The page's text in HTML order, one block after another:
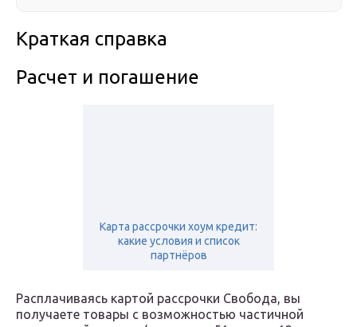
Краткая справка
Расчет и погашение
Карта рассрочки хоум кредит:
какие условия и список
партнёров
Расплачиваясь картой рассрочки Свобода, вы
получаете товары с возможностью частичной